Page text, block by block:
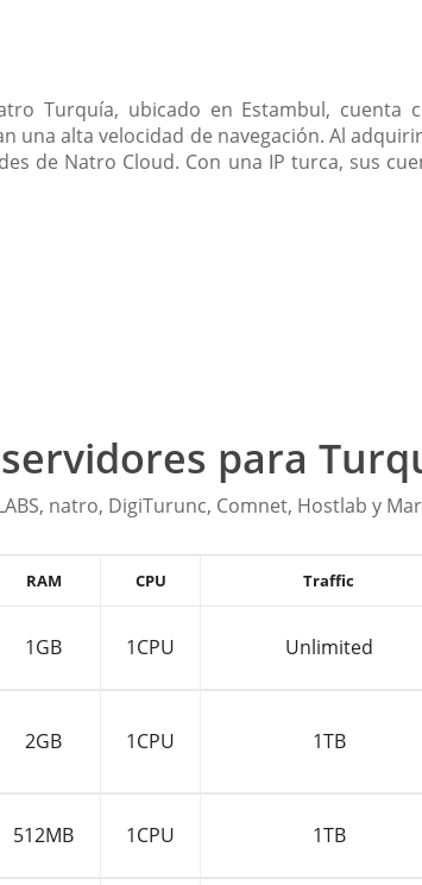
Turquía, ubicado en Estambul, cuenta
una alta velocidad de navegación. Al
de Natro Cloud. Con una IP turca, sus
para
natro, DigiTurunc, Comnet, Hostlab y
RAM CPU Traffic
1GB 1CPU Unlimited
2GB 1CPU 1TB
512MB 1CPU 1TB